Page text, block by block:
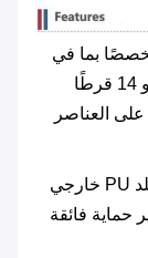
قسمًا مخصصًا بما في
ذلك مناطق لـ 3 ساعات و 8 قلادات / أساور و 14 قرطًا
العناصر
مصنوع من MDF بمعيار E0، وجلد PU خارجي
حماية فائقة